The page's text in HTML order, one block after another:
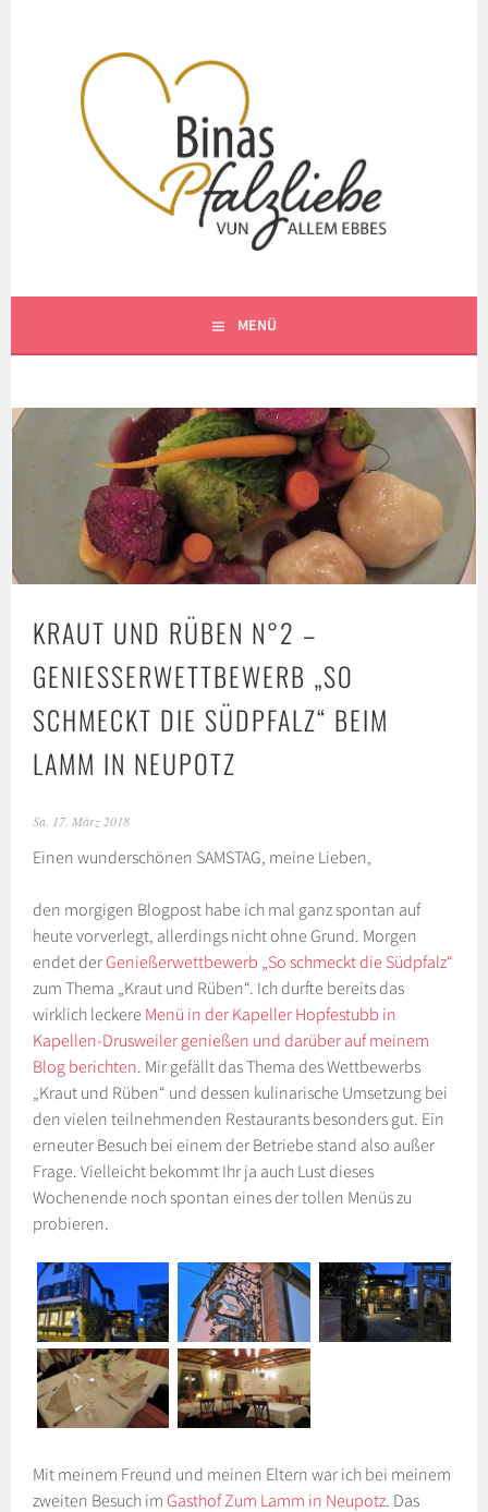
BINAS PFALZLIEBE
MENÜ
KRAUT UND RÜBEN N°2 –
GENIESSERWETTBEWERB „SO S
CHMECKT DIE SÜDPFALZ“ BEIM L
AMM IN NEUPOTZ
Sa. 17. März 2018
Einen wunderschönen SAMSTAG, meine Lieben,
den morgigen Blogpost habe ich mal ganz spontan auf
heute vorverlegt, allerdings nicht ohne Grund. Morgen
endet derGenießerwettbewerb „So schmeckt die Südpfalz“
zum Thema „Kraut und Rüben“. Ich durfte bereits das
wirklich leckere Menü in der Kapeller Hopfestubb in
Kapellen-Drusweiler genießen und darüber auf meinem
Blog berichten. Mir gefällt das Thema des Wettbewerbs
„Kraut und Rüben“ und dessen kulinarische Umsetzung bei
den vielen teilnehmenden Restaurants besonders gut. Ein
erneuter Besuch bei einem der Betriebe stand also außer
Frage. Vielleicht bekommt Ihr ja auch Lust dieses
Wochenende noch spontan eines der tollen Menüs zu
probieren.
Mit meinem Freund und meinen Eltern war ich bei meinem
zweiten Besuch imGasthof Zum Lamm in Neupotz. Das